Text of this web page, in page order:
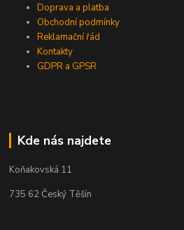
Doprava a platba
Obchodní podmínky
Reklamační řád
Kontakty
GDPR a GPSR
Kde nás najdete
Koňakovská 11
735 62 Český Těšín